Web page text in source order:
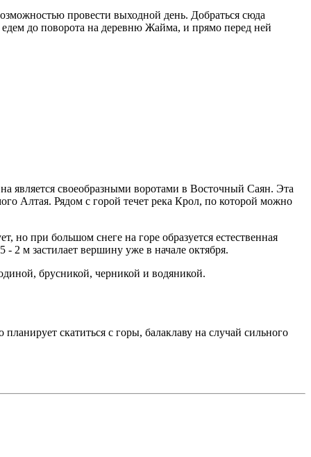
провести выходной день. Добраться сюда
до поворота на деревню Жайма, и прямо перед ней
является своеобразными воротами в Восточный Саян. Эта
Алтая. Рядом с горой течет река Крол, по которой можно
но при большом снеге на горе образуется естественная
2 м застилает вершину уже в начале октября.
брусникой, черникой и водяникой.
скатиться с горы, балаклаву на случай сильного